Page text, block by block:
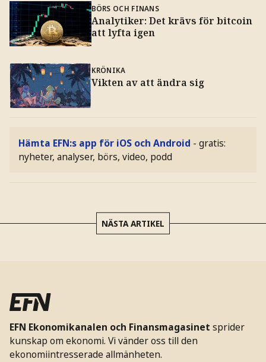
BÖRS OCH FINANS
Analytiker: Det krävs för bitcoin
att lyfta igen
KRÖNIKA
Vikten av att ändra sig
Hämta EFN:s app för iOS och Android - gratis:
nyheter, analyser, börs, video, podd
NÄSTA ARTIKEL
EFN Ekonomikanalen och Finansmagasinet sprider
kunskap om ekonomi. Vi vänder oss till den
ekonomiintresserade allmänheten.